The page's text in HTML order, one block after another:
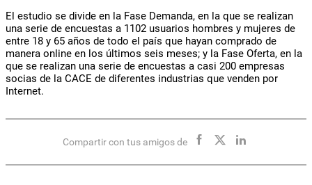
El estudio se divide en la Fase Demanda, en la que se realizan
una serie de encuestas a 1102 usuarios hombres y mujeres de
entre 18 y 65 años de todo el país que hayan comprado de
manera online en los últimos seis meses; y la Fase Oferta, en la
que se realizan una serie de encuestas a casi 200 empresas
socias de la CACE de diferentes industrias que venden por
Internet.
Compartir con tus amigos de